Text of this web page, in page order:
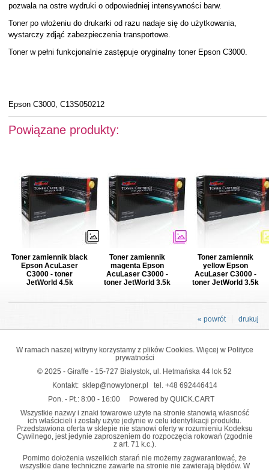
pozwala na ostre wydruki o odpowiedniej intensywności barw.
Toner po włożeniu do drukarki od razu nadaje się do użytkowania,
wystarczy zdjąć zabezpieczenia transportowe.
Toner w pełni funkcjonalnie zastępuje oryginalny toner Epson C3000.
Epson C3000, C13S050212
Powiązane produkty:
Toner zamiennik black
Epson AcuLaser
C3000 - toner
JetWorld 4.5k
Toner zamiennik
magenta Epson
AcuLaser C3000 -
toner JetWorld 3.5k
Toner zamiennik
yellow Epson
AcuLaser C3000 -
toner JetWorld 3.5k
drukuj
« powrót
W ramach naszej witryny korzystamy z plików Cookies. Więcej w Polityce
prywatności
© 2025 - Giraffe - 15-727 Białystok, ul. Hetmańska 44 lok 52
Kontakt: sklep@nowytoner.pl tel. +48 692446414
Pon. - Pt.: 8:00 - 16:00
Powered by QUICK.CART
Wszystkie nazwy i znaki towarowe użyte na stronie stanowią własność
ich właścicieli i zostały użyte jedynie w celu identyfikacji produktu.
Przedstawiona oferta w sklepie nie stanowi oferty w rozumieniu Kodeksu
Cywilnego, jest jedynie zaproszeniem do rozpoczęcia rokowań (zgodnie
z art. 71 k.c.).
Pomimo dołożenia wszelkich starań nie możemy zagwarantować, że
wszystkie dane techniczne zawarte na stronie nie zawierają błędów. W